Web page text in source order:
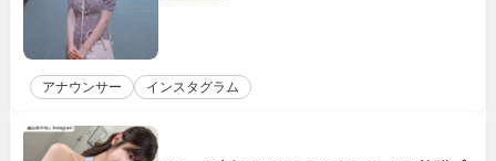
アナウンサー インスタグラム